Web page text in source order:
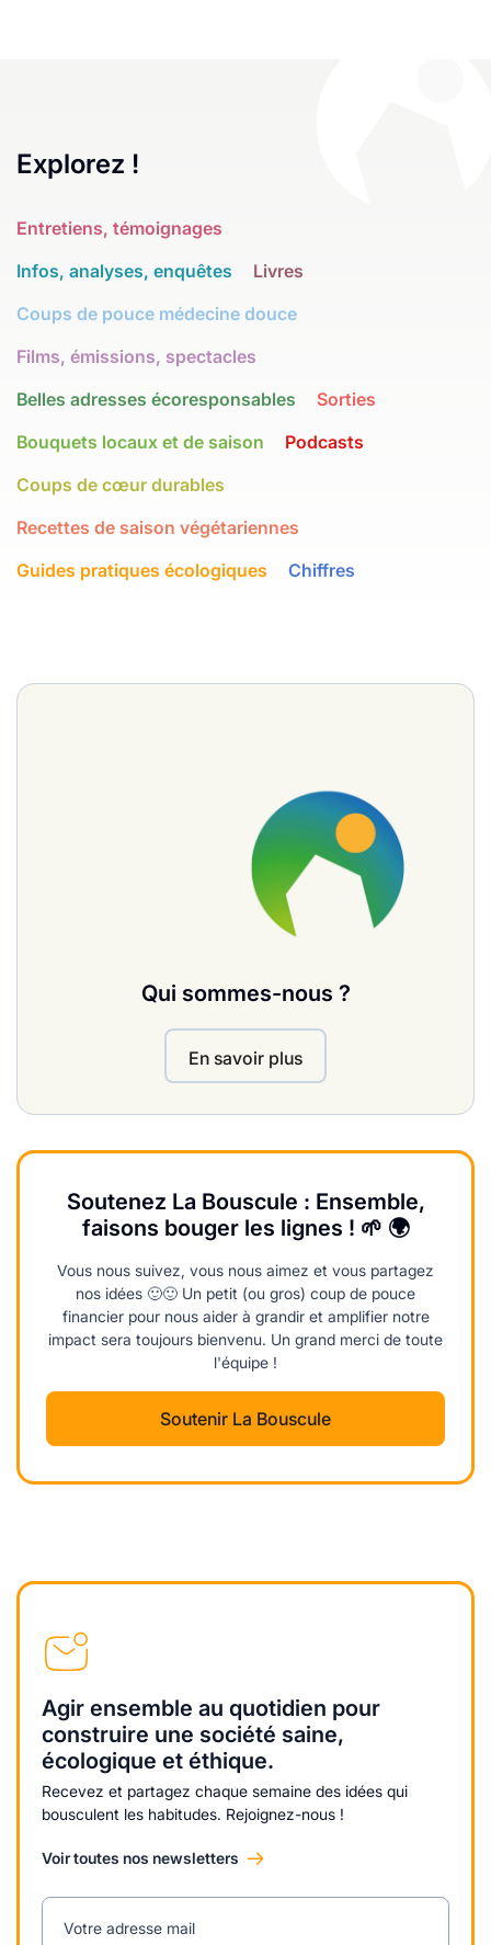
Explorez !
Entretiens, témoignages
Infos, analyses, enquêtes
Livres
Coups de pouce médecine douce
Films, émissions, spectacles
Belles adresses écoresponsables
Sorties
Bouquets locaux et de saison
Podcasts
Coups de cœur durables
Recettes de saison végétariennes
Guides pratiques écologiques
Chiffres
Qui sommes-nous ?
En savoir plus
Soutenez La Bouscule : Ensemble,
faisons bouger les lignes ! 🌱 🌍
Vous nous suivez, vous nous aimez et vous partagez
nos idées 🙂🙂 Un petit (ou gros) coup de pouce
financier pour nous aider à grandir et amplifier notre
impact sera toujours bienvenu. Un grand merci de toute
l'équipe !
Soutenir La Bouscule
Agir ensemble au quotidien pour
construire une société saine,
écologique et éthique.
Recevez et partagez chaque semaine des idées qui
bousculent les habitudes. Rejoignez-nous !
Voir toutes nos newsletters
Votre adresse mail